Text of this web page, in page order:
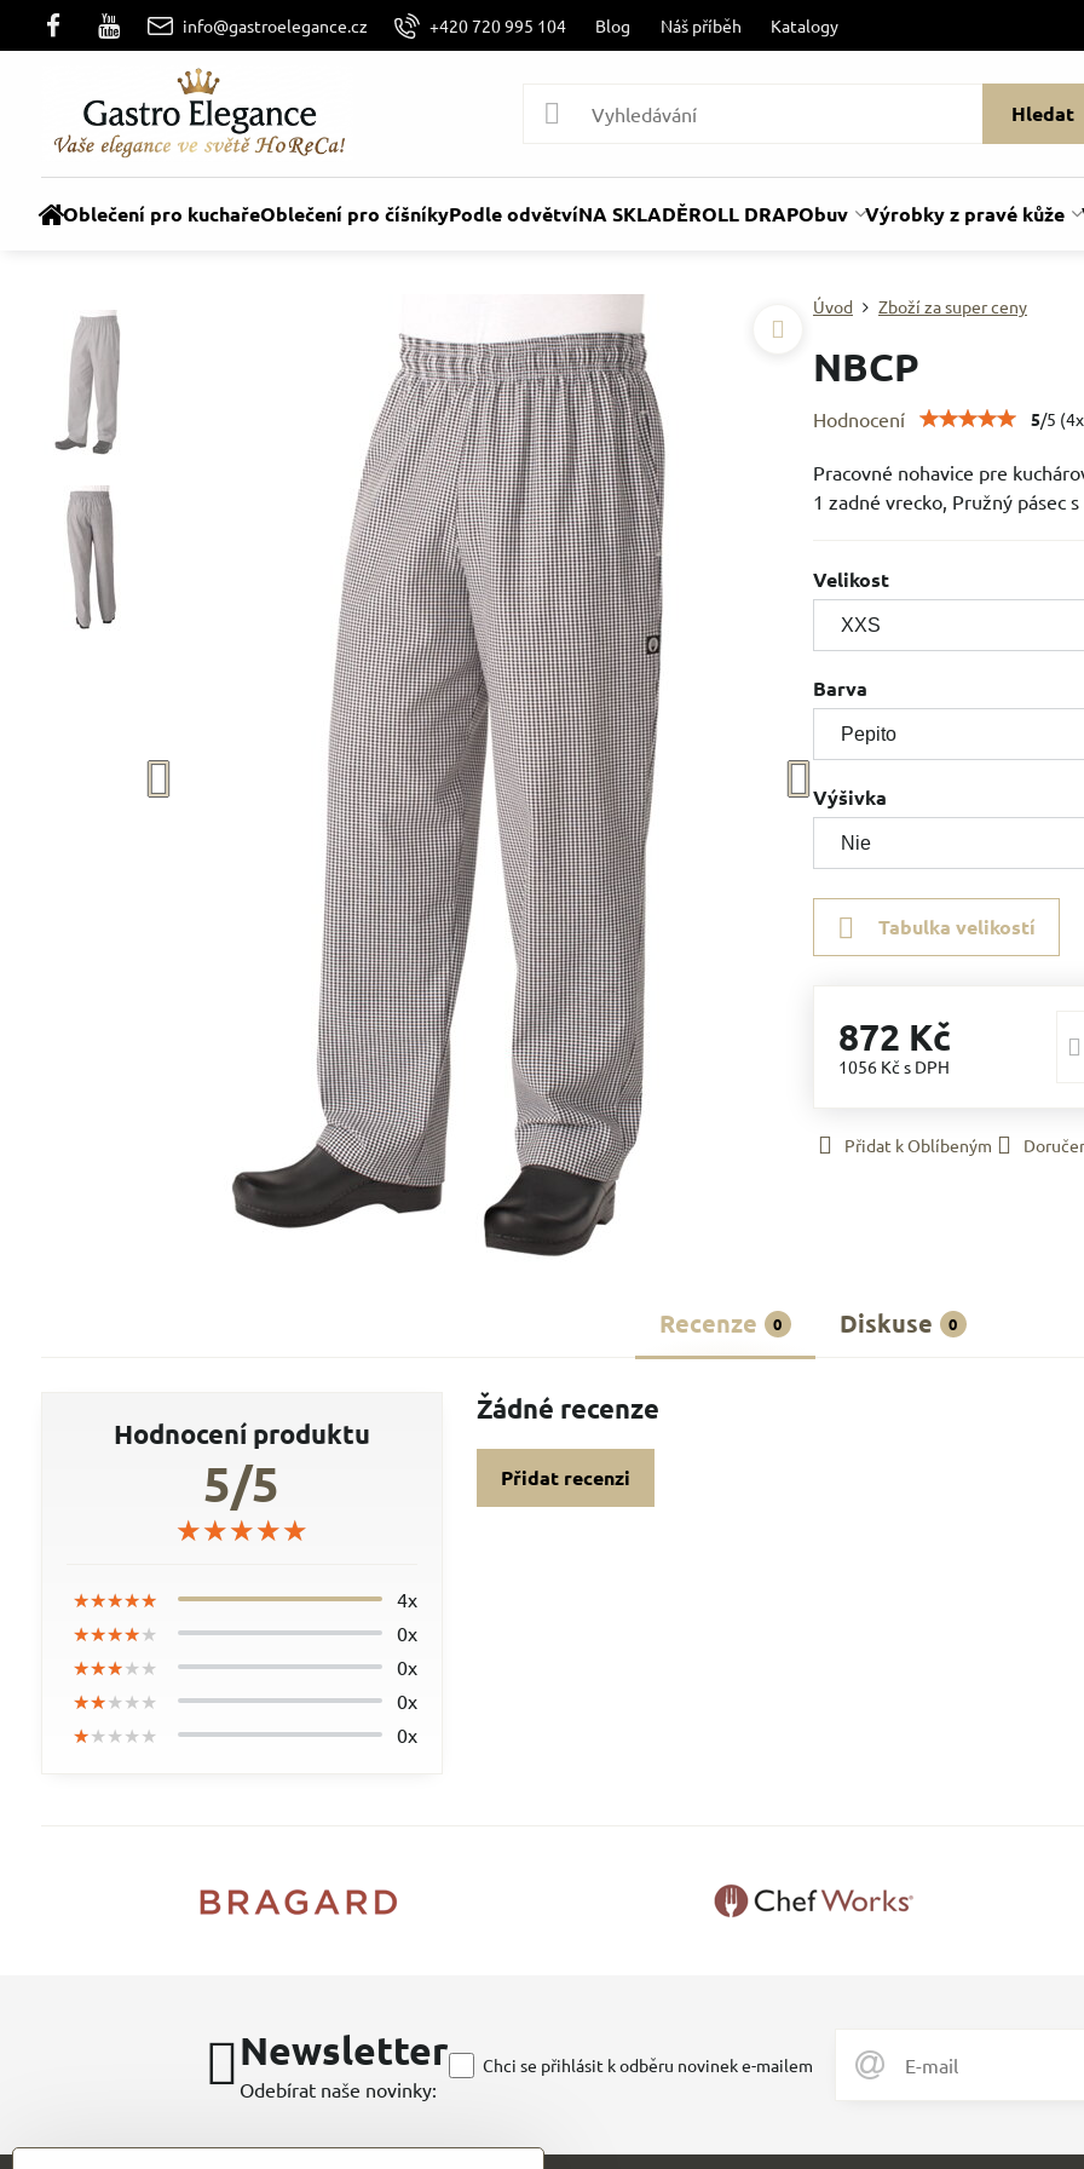
info@gastroelegance.cz +420 720 995 104 Blog Náš příběh Katalogy
Hledat
Oblečení pro kuchařeOblečení pro číšníkyPodle odvětvíNA SKLADĚROLL DRAPObuv Výrobky z pravé kůže
Úvod Zboží za super ceny
NBCP
Hodnocení 5/5 (4
Pracovné nohavice pre
1 zadné vrecko, Pružný pásec
Velikost
Barva
Výšivka
Tabulka velikostí
872 Kč
1056 Kč s DPH
Přidat k Oblíbeným
Recenze 0 Diskuse 0
Hodnocení produktu
5/5
★★★★★
★★★★★
★★★★★
★★★★★
★★★★★
★★★★★
4x
★★★★★
★★★★★
★★★★★
0x
★★★★★
★★★★★
★★★★★
0x
★★★★★
★★★★★
★★★★★
0x
★★★★★
★★★★★
★★★★★ 0x
Žádné recenze
Přidat recenzi
Newsletter
Odebírat naše novinky:
Chci se přihlásit k odběru novinek e-mailem